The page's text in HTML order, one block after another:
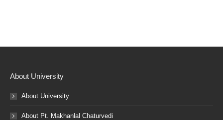
About University
About University
About Pt. Makhanlal Chaturvedi